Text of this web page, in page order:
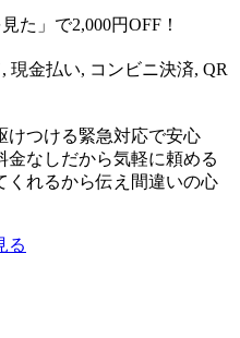
た」で2,000円OFF！
現金払い, コンビニ決済, QR
けつける緊急対応で安心
金なしだから気軽に頼める
くれるから伝え間違いの心
る